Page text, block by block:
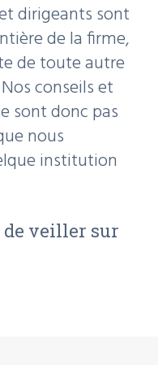
dirigeants sont
de la firme,
de toute autre
conseils et
sont donc pas
nous
institution
de veiller sur